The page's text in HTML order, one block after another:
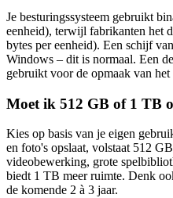
Je besturingssysteem gebruikt
eenheid), terwijl fabrikanten het
bytes per eenheid). Een schijf
Windows – dit is normaal. Een
gebruikt voor de opmaak van het
Moet ik 512 GB of 1 TB
Kies op basis van je eigen
en foto's opslaat, volstaat 512
videobewerking, grote
biedt 1 TB meer ruimte. Denk
de komende 2 à 3 jaar.